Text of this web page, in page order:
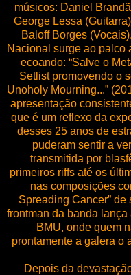
músicos: Daniel
George Lessa
Baloff Borges
Nacional surge ao palco
ecoando: “Salve o
Setlist promovendo o
Unoholy Mourning...”
apresentação
que é um reflexo da
desses 25 anos de
puderam sentir a
transmitida por
primeiros riffs até os
nas composições
Spreading Cancer”
frontman da banda
BMU, onde quem
prontamente a galera o
Depois da